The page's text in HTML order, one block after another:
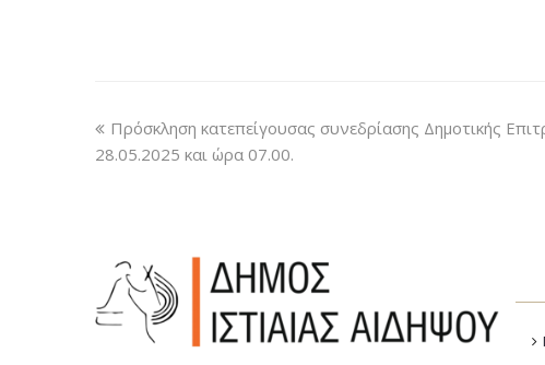
Πρόσκληση κατεπείγουσας συνεδρίασης Δημοτικής
28.05.2025 και ώρα 07.00.